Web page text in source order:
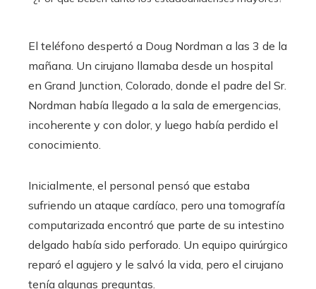
El teléfono despertó a Doug Nordman a las 3 de la
mañana. Un cirujano llamaba desde un hospital
en Grand Junction, Colorado, donde el padre del Sr.
Nordman había llegado a la sala de emergencias,
incoherente y con dolor, y luego había perdido el
conocimiento.
Inicialmente, el personal pensó que estaba
sufriendo un ataque cardíaco, pero una tomografía
computarizada encontró que parte de su intestino
delgado había sido perforado. Un equipo quirúrgico
reparó el agujero y le salvó la vida, pero el cirujano
tenía algunas preguntas.